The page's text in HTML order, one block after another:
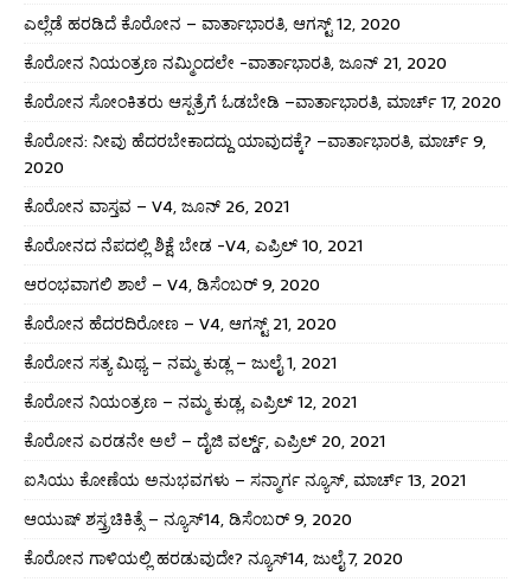
ಎಲ್ಲೆಡೆ ಹರಡಿದೆ ಕೊರೋನ – ವಾರ್ತಾಭಾರತಿ, ಆಗಸ್ಟ್ 12, 2020
ಕೊರೋನ ನಿಯಂತ್ರಣ ನಮ್ಮಿಂದಲೇ -ವಾರ್ತಾಭಾರತಿ, ಜೂನ್ 21, 2020
ಕೊರೋನ ಸೋಂಕಿತರು ಆಸ್ಪತ್ರೆಗೆ ಓಡಬೇಡಿ –ವಾರ್ತಾಭಾರತಿ, ಮಾರ್ಚ್ 17, 2020
ಕೊರೋನ: ನೀವು ಹೆದರಬೇಕಾದದ್ದು ಯಾವುದಕ್ಕೆ? –ವಾರ್ತಾಭಾರತಿ, ಮಾರ್ಚ್ 9,
2020
ಕೊರೋನ ವಾಸ್ತವ – V4, ಜೂನ್ 26, 2021
ಕೊರೋನದ ನೆಪದಲ್ಲಿ ಶಿಕ್ಷೆ ಬೇಡ -V4, ಎಪ್ರಿಲ್ 10, 2021
ಆರಂಭವಾಗಲಿ ಶಾಲೆ – V4, ಡಿಸೆಂಬರ್ 9, 2020
ಕೊರೋನ ಹೆದರದಿರೋಣ – V4, ಆಗಸ್ಟ್ 21, 2020
ಕೊರೋನ ಸತ್ಯ ಮಿಥ್ಯ – ನಮ್ಮ ಕುಡ್ಲ – ಜುಲೈ 1, 2021
ಕೊರೋನ ನಿಯಂತ್ರಣ – ನಮ್ಮ ಕುಡ್ಲ, ಎಪ್ರಿಲ್ 12, 2021
ಕೊರೋನ ಎರಡನೇ ಅಲೆ – ದೈಜಿ ವರ್ಲ್ಡ್, ಎಪ್ರಿಲ್ 20, 2021
ಐಸಿಯು ಕೋಣೆಯ ಅನುಭವಗಳು – ಸನ್ಮಾರ್ಗ ನ್ಯೂಸ್, ಮಾರ್ಚ್ 13, 2021
ಆಯುಷ್ ಶಸ್ತ್ರಚಿಕಿತ್ಸೆ – ನ್ಯೂಸ್14, ಡಿಸೆಂಬರ್ 9, 2020
ಕೊರೋನ ಗಾಳಿಯಲ್ಲಿ ಹರಡುವುದೇ? ನ್ಯೂಸ್14, ಜುಲೈ 7, 2020